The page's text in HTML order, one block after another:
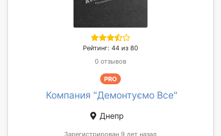
Рейтинг: 44 из 80
0 отзывов
PRO
Компания "Демонтуємо Все"
Днепр
Зарегистрирован 9 лет назад